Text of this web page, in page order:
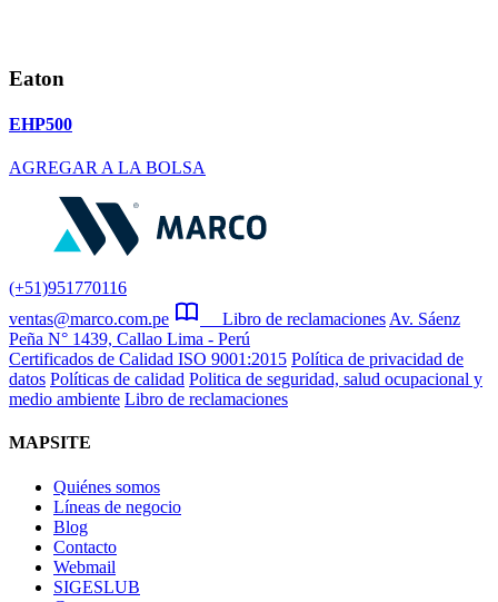
Eaton
EHP500
AGREGAR A LA BOLSA
(+51)951770116
ventas@marco.com.pe
Libro de reclamaciones Av. Sáenz
Peña N° 1439, Callao Lima - Perú
Certificados de Calidad ISO 9001:2015 Política de privacidad de
datos Políticas de calidad Politica de seguridad, salud ocupacional y
medio ambiente Libro de reclamaciones
MAPSITE
Quiénes somos
Líneas de negocio
Blog
Contacto
Webmail
SIGESLUB